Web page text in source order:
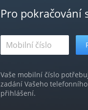
Pro pokračování
Vaše mobilní číslo
zadání Vašeho
přihlášení.